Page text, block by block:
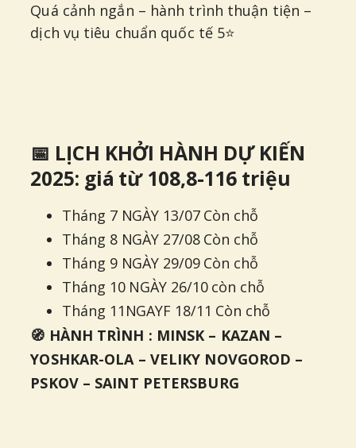
Quá cảnh ngắn – hành trình thuận tiện –
dịch vụ tiêu chuẩn quốc tế 5⭐
📅 LỊCH KHỞI HÀNH DỰ KIẾN
2025: giá từ 108,8-116 triệu
Tháng 7 NGÀY 13/07 Còn chỗ
Tháng 8 NGÀY 27/08 Còn chỗ
Tháng 9 NGÀY 29/09 Còn chỗ
Tháng 10 NGÀY 26/10 còn chỗ
Tháng 11NGAYF 18/11 Còn chỗ
🧭 HÀNH TRÌNH : MINSK – KAZAN –
YOSHKAR-OLA – VELIKY NOVGOROD –
PSKOV – SAINT PETERSBURG